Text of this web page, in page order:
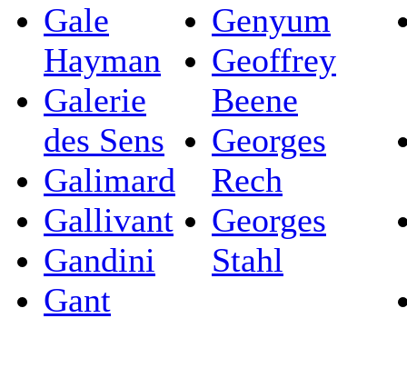
Gale
Hayman
Galerie
des Sens
Galimard
Gallivant
Gandini
Gant
Genyum
Geoffrey
Beene
Georges
Rech
Georges
Stahl